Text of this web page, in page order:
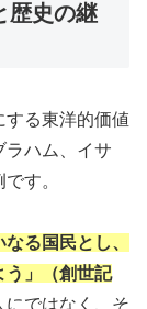
歴史の継
する東洋的価値
ラハム、イサ
す。
る国民とし、
う」（創世記
にではなく、そ